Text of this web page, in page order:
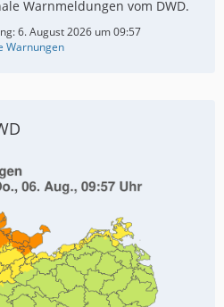
Warnmeldungen vom DWD.
6. August 2026 um 09:57
Warnungen